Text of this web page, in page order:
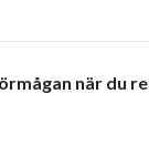
när du